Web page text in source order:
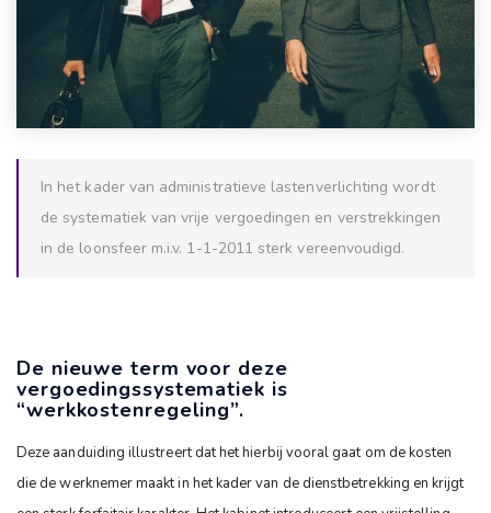
In het kader van administratieve lastenverlichting wordt
de systematiek van vrije vergoedingen en verstrekkingen
in de loonsfeer m.i.v. 1-1-2011 sterk vereenvoudigd.
De nieuwe term voor deze
vergoedingssystematiek is
“werkkostenregeling”.
Deze aanduiding illustreert dat het hierbij vooral gaat om de kosten
die de werknemer maakt in het kader van de dienstbetrekking en krijgt